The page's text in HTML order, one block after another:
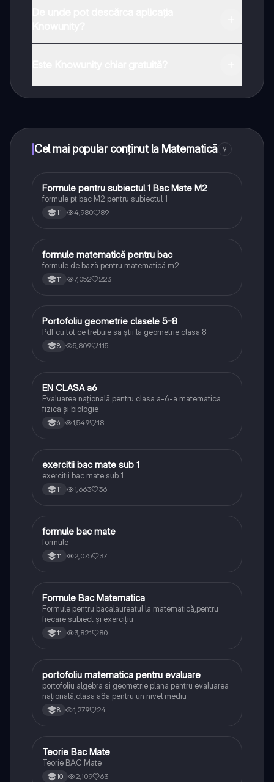
Cel mai popular conținut la Matematică 9
Matematică
Formule pentru subiectul 1 Bac Mate M2
formule pt bac M2 pentru subiectul 1
11 4,980 89
Matematică
formule matematică pentru bac
formule de bază pentru matematică m2
11 7,052 223
Matematică
Portofoliu geometrie clasele 5-8
Pdf cu tot ce trebuie sa știi la geometrie clasa 8
8 5,809 115
Matematică
EN CLASA a6
Evaluarea națională pentru clasa a-6-a matematica
fizica și biologie
6 1,549 18
Matematică
exercitii bac mate sub 1
exercitii bac mate sub 1
11 1,663 36
Matematică
formule bac mate
formule
11 2,075 37
Matematică
Formule Bac Matematica
Formule pentru bacalaureatul la matematică,pentru
fiecare subiect și exercițiu
11 3,821 80
Matematică
portofoliu matematica pentru evaluare
portofoliu algebra si geometrie plana pentru evaluarea
națională,clasa a8a pentru un nivel mediu
8 1,279 24
Matematică
Teorie Bac Mate
Teorie BAC Mate
10 2,109 63